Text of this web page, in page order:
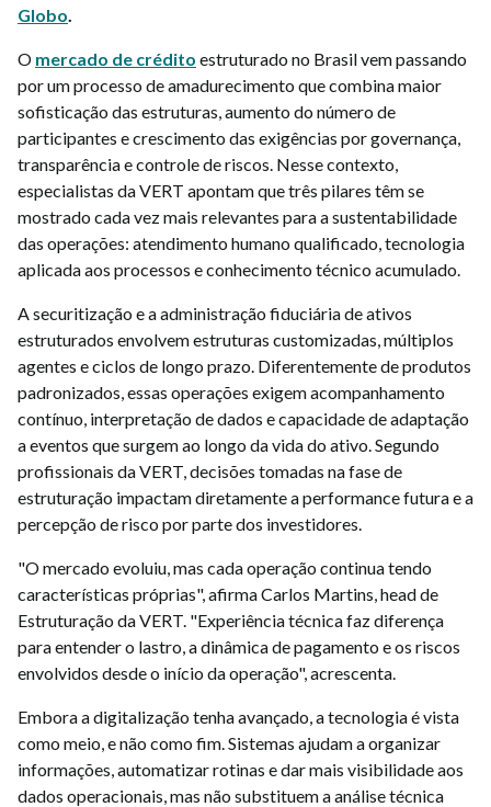
Globo.
O mercado de crédito estruturado no Brasil vem passando
por um processo de amadurecimento que combina maior
sofisticação das estruturas, aumento do número de
participantes e crescimento das exigências por governança,
transparência e controle de riscos. Nesse contexto,
especialistas da VERT apontam que três pilares têm se
mostrado cada vez mais relevantes para a sustentabilidade
das operações: atendimento humano qualificado, tecnologia
aplicada aos processos e conhecimento técnico acumulado.
A securitização e a administração fiduciária de ativos
estruturados envolvem estruturas customizadas, múltiplos
agentes e ciclos de longo prazo. Diferentemente de produtos
padronizados, essas operações exigem acompanhamento
contínuo, interpretação de dados e capacidade de adaptação
a eventos que surgem ao longo da vida do ativo. Segundo
profissionais da VERT, decisões tomadas na fase de
estruturação impactam diretamente a performance futura e a
percepção de risco por parte dos investidores.
"O mercado evoluiu, mas cada operação continua tendo
características próprias", afirma Carlos Martins, head de
Estruturação da VERT. "Experiência técnica faz diferença
para entender o lastro, a dinâmica de pagamento e os riscos
envolvidos desde o início da operação", acrescenta.
Embora a digitalização tenha avançado, a tecnologia é vista
como meio, e não como fim. Sistemas ajudam a organizar
informações, automatizar rotinas e dar mais visibilidade aos
dados operacionais, mas não substituem a análise técnica